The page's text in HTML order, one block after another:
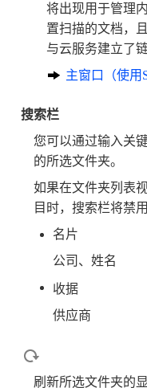
将出现用于管理
置扫描的文档，
与云服务建立了
主窗口（使用
搜索栏
您可以通过输入关
的所选文件夹。
如果在文件夹列表
目时，搜索栏将禁用
名片
公司、姓名
收据
供应商
刷新所选文件夹的显